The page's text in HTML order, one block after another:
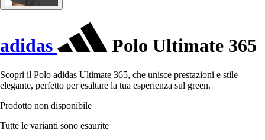
adidas Polo Ultimate 365
Scopri il Polo adidas Ultimate 365, che unisce prestazioni e stile
elegante, perfetto per esaltare la tua esperienza sul green.
Prodotto non disponibile
Tutte le varianti sono esaurite